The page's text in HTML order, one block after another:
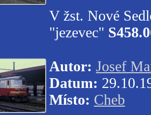
V žst. Nové
"jezevec"
Autor: Josef
Datum:
Místo: Cheb